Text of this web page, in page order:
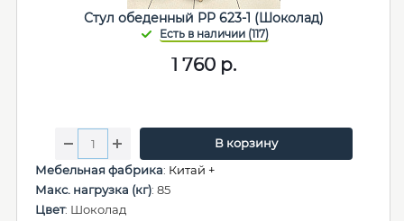
Стул обеденный PP 623-1 (Шоколад)
1 760 р.
В корзину
Мебельная фабрика: Китай +
Макс. нагрузка (кг): 85
Цвет: Шоколад